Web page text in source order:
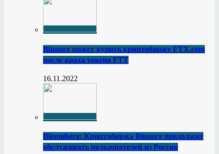
Binance может купить криптобиржу FTX.com
после краха токена FTT
16.11.2022
Bloomberg: Криптобиржа Binance продолжит
обслуживать пользователей из России